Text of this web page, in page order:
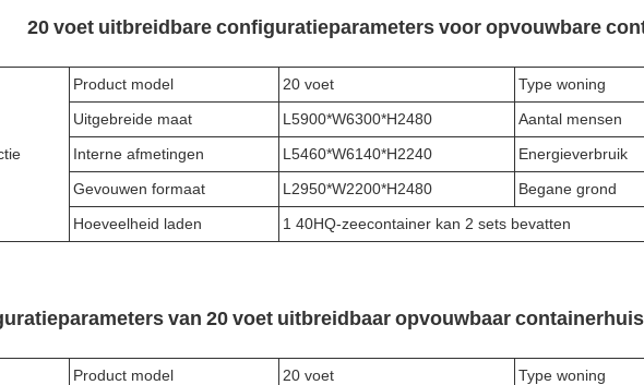
20 voet uitbreidbare configuratieparameters voor opvouwbare
Product model 20 voet Type woning
Uitgebreide maat
L5900*W6300*H2480 Aantal mensen
Interne afmetingen
L5460*W6140*H2240 Energieverbruik
Gevouwen formaat
L2950*W2200*H2480 Begane grond
Hoeveelheid laden
1 40HQ-zeecontainer kan 2 sets bevatten
van 20 voet uitbreidbaar opvouwbaar
Product model 20 voet Type woning